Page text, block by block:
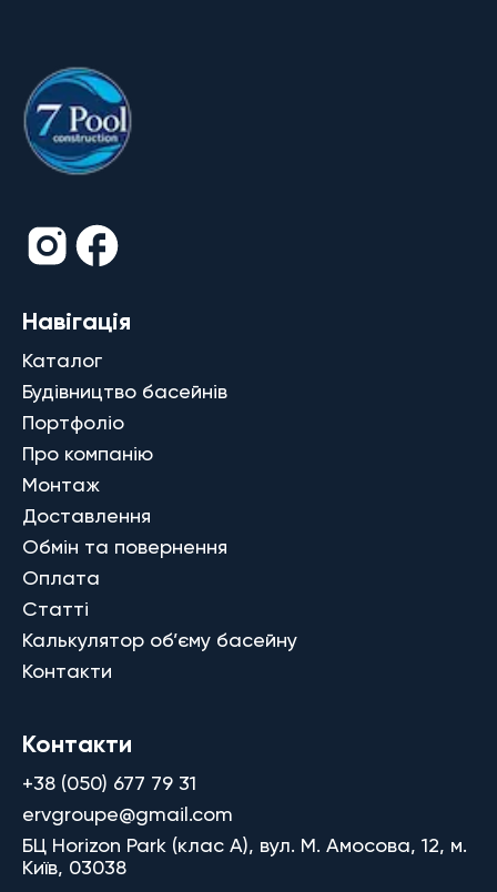
Навігація
Каталог
Будівництво басейнів
Портфоліо
Про компанію
Монтаж
Доставлення
Обмін та повернення
Оплата
Статті
Калькулятор об’єму басейну
Контакти
Контакти
+38 (050) 677 79 31
ervgroupe@gmail.com
БЦ Horizon Park (клас A), вул. М. Амосова, 12, м.
Київ, 03038